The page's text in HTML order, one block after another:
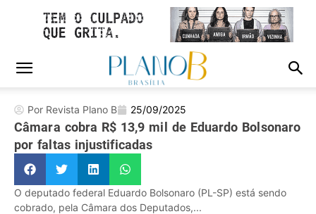
Por Revista Plano B 25/09/2025
Câmara cobra R$ 13,9 mil de Eduardo Bolsonaro
por faltas injustificadas
O deputado federal Eduardo Bolsonaro (PL-SP) está sendo
cobrado, pela Câmara dos Deputados,...